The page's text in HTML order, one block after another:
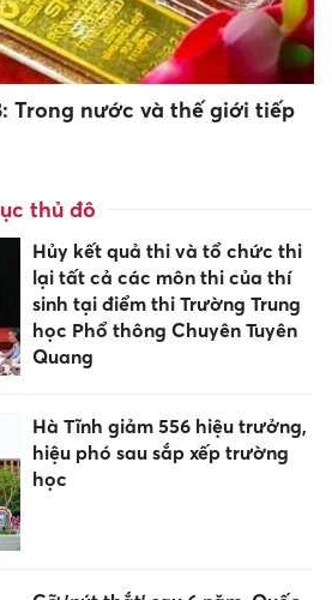
Trong nước và thế giới tiếp
thủ đô
Hủy kết quả thi và tổ chức thi
lại tất cả các môn thi của thí
sinh tại điểm thi Trường Trung
học Phổ thông Chuyên Tuyên
Quang
Hà Tĩnh giảm 556 hiệu trưởng,
hiệu phó sau sắp xếp trường
học